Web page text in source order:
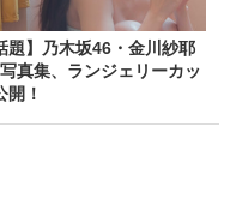
題】乃木坂46・金川紗耶
真集、ランジェリーカッ
開！